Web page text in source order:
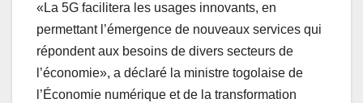
«La 5G facilitera les usages innovants, en
permettant l’émergence de nouveaux services qui
répondent aux besoins de divers secteurs de
l’économie», a déclaré la ministre togolaise de
l’Économie numérique et de la transformation